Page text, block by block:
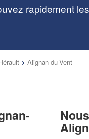
rapidement
Hérault > Alignan-du-Vent